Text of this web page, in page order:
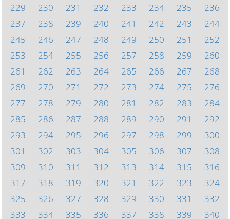
229
230 231 232 233 234 235
236
237
238 239 240 241 242 243
244
245
246 247 248 249 250 251
252
253
254 255 256 257 258 259
260
261
262 263 264 265 266 267
268
269
270 271 272 273 274 275
276
277
278 279 280 281 282 283
284
285
286 287 288 289 290 291
292
293
294 295 296 297 298 299
300
301
302 303 304 305 306 307
308
309
310 311 312 313 314 315
316
317
318 319 320 321 322 323
324
325
326 327 328 329 330 331
332
333
334 335 336 337 338 339 340